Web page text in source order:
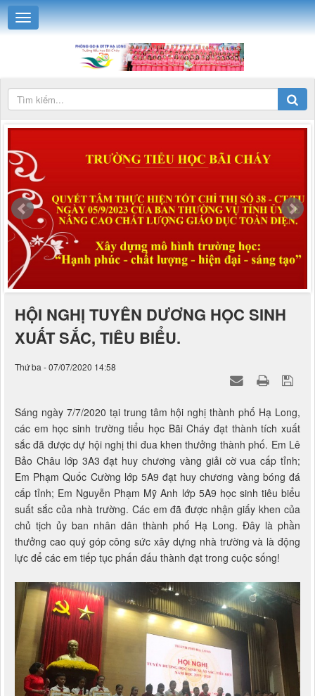
HỘI NGHỊ TUYÊN DƯƠNG HỌC SINH
XUẤT SẮC, TIÊU BIỂU.
Thứ ba - 07/07/2020 14:58
Sáng ngày 7/7/2020 tại trung tâm hội nghị thành phố Hạ Long,
các em học sinh trường tiểu học Bãi Cháy đạt thành tích xuất
sắc đã được dự hội nghị thi đua khen thưởng thành phố. Em Lê
Bảo Châu lớp 3A3 đạt huy chương vàng giải cờ vua cấp tỉnh;
Em Phạm Quốc Cường lớp 5A9 đạt huy chương vàng bóng đá
cấp tỉnh; Em Nguyễn Phạm Mỹ Anh lớp 5A9 học sinh tiêu biểu
suất sắc của nhà trường. Các em đã được nhận giấy khen của
chủ tịch ủy ban nhân dân thành phố Hạ Long. Đây là phần
thưởng cao quý góp công sức xây dựng nhà trường và là động
lực để các em tiếp tục phấn đấu thành đạt trong cuộc sống!